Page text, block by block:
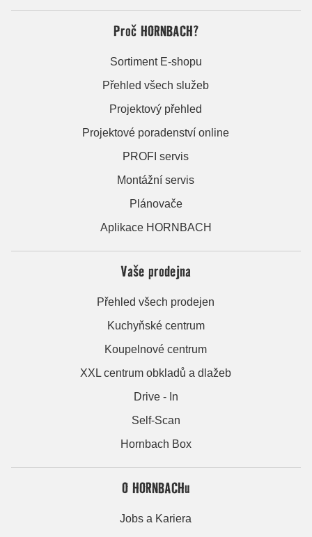
Proč HORNBACH?
Sortiment E-shopu
Přehled všech služeb
Projektový přehled
Projektové poradenství online
PROFI servis
Montážní servis
Plánovače
Aplikace HORNBACH
Vaše prodejna
Přehled všech prodejen
Kuchyňské centrum
Koupelnové centrum
XXL centrum obkladů a dlažeb
Drive - In
Self-Scan
Hornbach Box
O HORNBACHu
Jobs a Kariera